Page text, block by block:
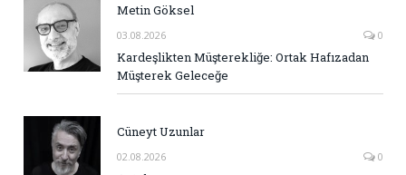
Metin Göksel
03.08.2026 0
Kardeşlikten Müşterekliğe: Ortak Hafızadan
Müşterek Geleceğe
Cüneyt Uzunlar
02.08.2026 0